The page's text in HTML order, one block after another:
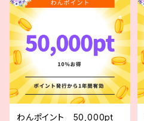
わんポイント 50,000pt